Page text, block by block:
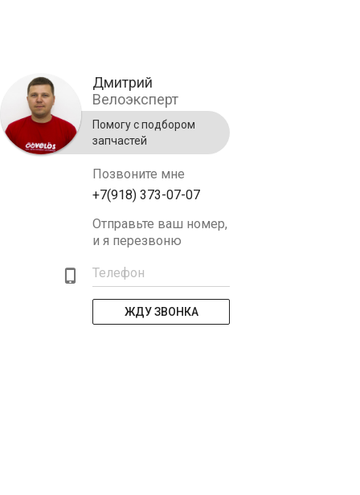
Дмитрий
Велоэксперт
Помогу с подбором
запчастей
Позвоните мне
+7(918) 373-07-07
Отправьте ваш номер,
и я перезвоню
Телефон
ЖДУ ЗВОНКА